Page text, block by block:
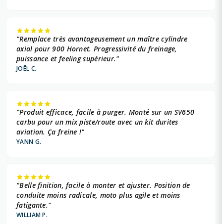
"Remplace très avantageusement un maître cylindre
axial pour 900 Hornet. Progressivité du freinage,
puissance et feeling supérieur."
JOËL C.
"Produit efficace, facile à purger. Monté sur un SV650
carbu pour un mix piste/route avec un kit durites
aviation. Ça freine !"
YANN G.
"Belle finition, facile à monter et ajuster. Position de
conduite moins radicale, moto plus agile et moins
fatigante."
WILLIAM P.